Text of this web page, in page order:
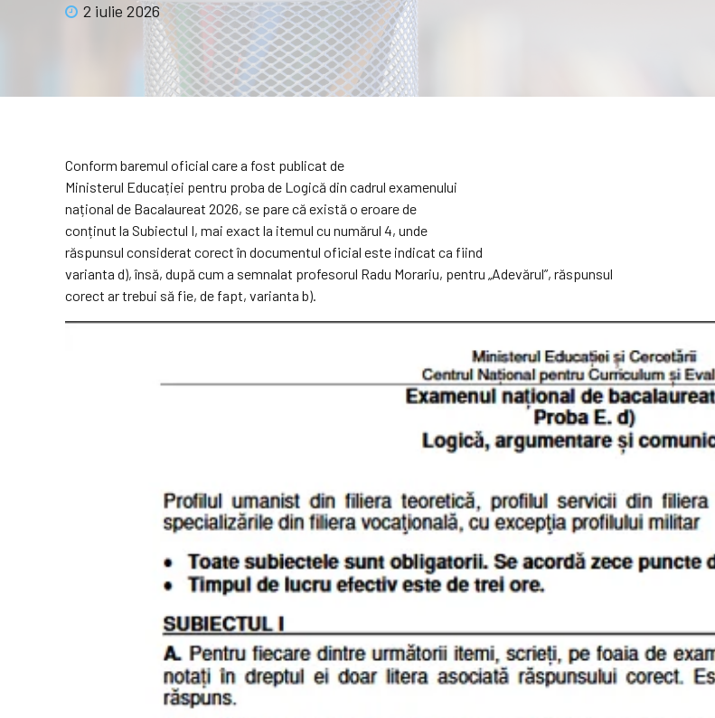
2 iulie 2026
Conform baremul oficial care a fost publicat de
Ministerul Educației pentru proba de Logică din cadrul examenului
național de Bacalaureat 2026, se pare că există o eroare de
conținut la Subiectul I, mai exact la itemul cu numărul 4, unde
răspunsul considerat corect în documentul oficial este indicat ca fiind
varianta d), însă, după cum a semnalat profesorul Radu Morariu, pentru „Adevărul”, răspunsul
corect ar trebui să fie, de fapt, varianta b).